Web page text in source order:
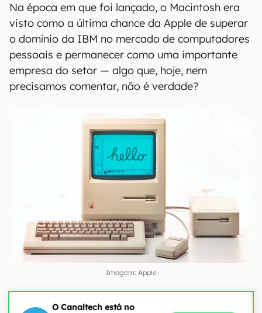
Na época em que foi lançado, o Macintosh era
visto como a última chance da Apple de superar
o domínio da IBM no mercado de computadores
pessoais e permanecer como uma importante
empresa do setor — algo que, hoje, nem
precisamos comentar, não é verdade?
Imagem: Apple
O Canaltech está no